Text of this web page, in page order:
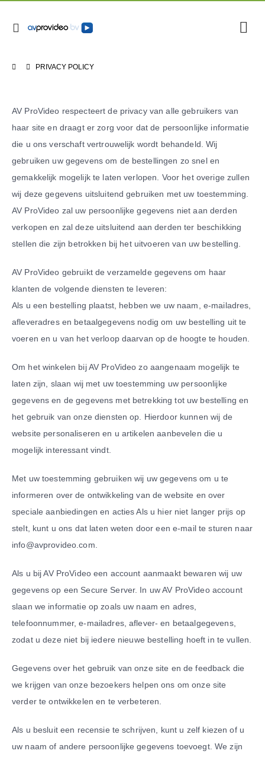
PRIVACY POLICY
AV ProVideo respecteert de privacy van alle gebruikers van
haar site en draagt er zorg voor dat de persoonlijke informatie
die u ons verschaft vertrouwelijk wordt behandeld. Wij
gebruiken uw gegevens om de bestellingen zo snel en
gemakkelijk mogelijk te laten verlopen. Voor het overige zullen
wij deze gegevens uitsluitend gebruiken met uw toestemming.
AV ProVideo zal uw persoonlijke gegevens niet aan derden
verkopen en zal deze uitsluitend aan derden ter beschikking
stellen die zijn betrokken bij het uitvoeren van uw bestelling.
AV ProVideo gebruikt de verzamelde gegevens om haar
klanten de volgende diensten te leveren:
Als u een bestelling plaatst, hebben we uw naam, e-mailadres,
afleveradres en betaalgegevens nodig om uw bestelling uit te
voeren en u van het verloop daarvan op de hoogte te houden.
Om het winkelen bij AV ProVideo zo aangenaam mogelijk te
laten zijn, slaan wij met uw toestemming uw persoonlijke
gegevens en de gegevens met betrekking tot uw bestelling en
het gebruik van onze diensten op. Hierdoor kunnen wij de
website personaliseren en u artikelen aanbevelen die u
mogelijk interessant vindt.
Met uw toestemming gebruiken wij uw gegevens om u te
informeren over de ontwikkeling van de website en over
speciale aanbiedingen en acties Als u hier niet langer prijs op
stelt, kunt u ons dat laten weten door een e-mail te sturen naar
info@avprovideo.com.
Als u bij AV ProVideo een account aanmaakt bewaren wij uw
gegevens op een Secure Server. In uw AV ProVideo account
slaan we informatie op zoals uw naam en adres,
telefoonnummer, e-mailadres, aflever- en betaalgegevens,
zodat u deze niet bij iedere nieuwe bestelling hoeft in te vullen.
Gegevens over het gebruik van onze site en de feedback die
we krijgen van onze bezoekers helpen ons om onze site
verder te ontwikkelen en te verbeteren.
Als u besluit een recensie te schrijven, kunt u zelf kiezen of u
uw naam of andere persoonlijke gegevens toevoegt. We zijn